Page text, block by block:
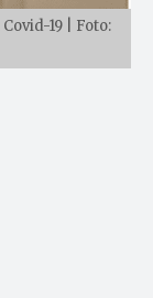
19 | Foto: